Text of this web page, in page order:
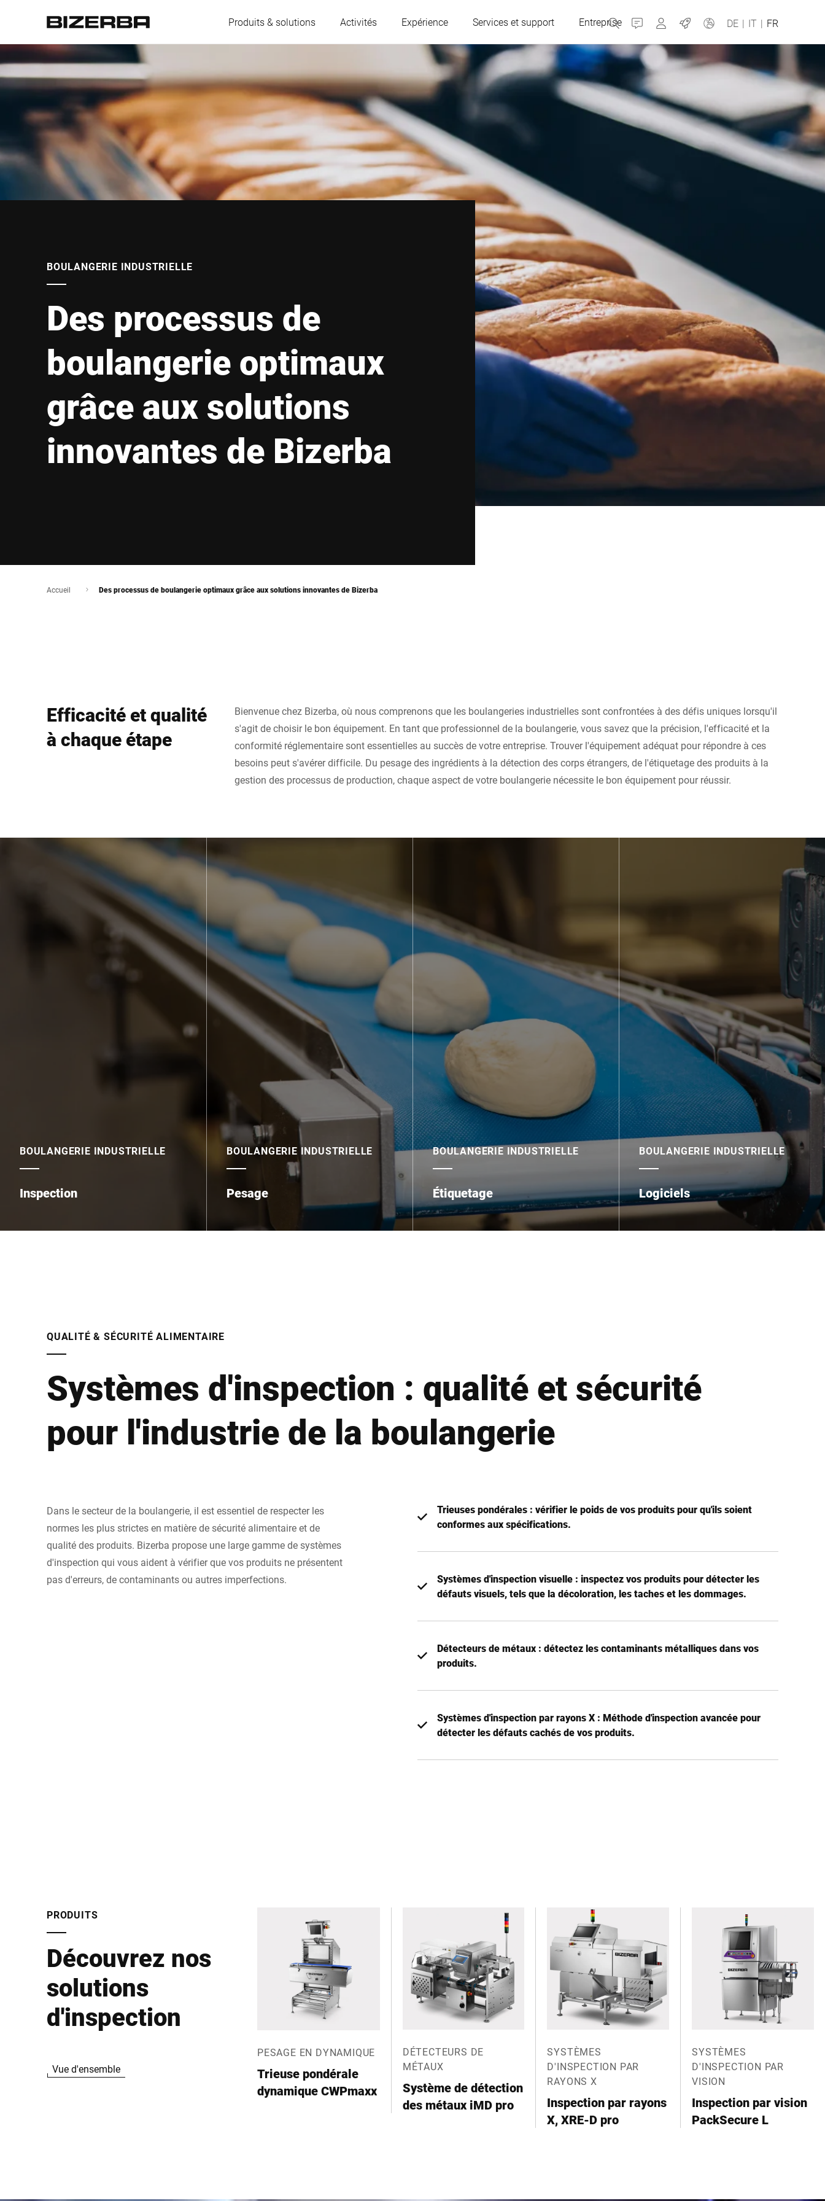
Produits & solutions Activités Expérience Services et support Entreprise Contact MyBizerba
Jobs DE | IT | FR
L'Europe L'Autriche République tchèque
France Grèce
Hongrie Italie
Portugal
Slovaquie Espagne
Turquie
Royaume-Uni
Amérique
Asie
Afrique
Site Web mondial
BOULANGERIE INDUSTRIELLE
Des processus de
boulangerie optimaux
grâce aux solutions
innovantes de Bizerba
Accueil Des processus de boulangerie optimaux grâce aux solutions innovantes de Bizerba
Efficacité et qualité
à chaque étape
Bienvenue chez Bizerba, où nous comprenons que les boulangeries industrielles sont confrontées à des défis uniques lorsqu'il
s'agit de choisir le bon équipement. En tant que professionnel de la boulangerie, vous savez que la précision, l'efficacité et la
conformité réglementaire sont essentielles au succès de votre entreprise. Trouver l'équipement adéquat pour répondre à ces
besoins peut s'avérer difficile. Du pesage des ingrédients à la détection des corps étrangers, de l'étiquetage des produits à la
gestion des processus de production, chaque aspect de votre boulangerie nécessite le bon équipement pour réussir.
BOULANGERIE INDUSTRIELLE
Inspection
BOULANGERIE INDUSTRIELLE
Pesage
BOULANGERIE INDUSTRIELLE
Étiquetage
BOULANGERIE INDUSTRIELLE
Logiciels
QUALITÉ & SÉCURITÉ ALIMENTAIRE
Systèmes d'inspection : qualité et sécurité
pour l'industrie de la boulangerie
Dans le secteur de la boulangerie, il est essentiel de respecter les
normes les plus strictes en matière de sécurité alimentaire et de
qualité des produits. Bizerba propose une large gamme de systèmes
d'inspection qui vous aident à vérifier que vos produits ne présentent
pas d'erreurs, de contaminants ou autres imperfections.
Trieuses pondérales : vérifier le poids de vos produits pour qu'ils soient
conformes aux spécifications.
Systèmes d'inspection visuelle : inspectez vos produits pour détecter les
défauts visuels, tels que la décoloration, les taches et les dommages.
Détecteurs de métaux : détectez les contaminants métalliques dans vos
produits.
Systèmes d'inspection par rayons X : Méthode d'inspection avancée pour
détecter les défauts cachés de vos produits.
PRODUITS
Découvrez nos
solutions
d'inspection
Vue d'ensemble
PESAGE EN DYNAMIQUE
Trieuse pondérale
dynamique CWPmaxx
DÉTECTEURS DE
MÉTAUX
Système de détection
des métaux iMD pro
SYSTÈMES
D'INSPECTION PAR
RAYONS X
Inspection par rayons
X, XRE-D pro
SYSTÈMES
D'INSPECTION PAR
VISION
Inspection par vision
PackSecure L